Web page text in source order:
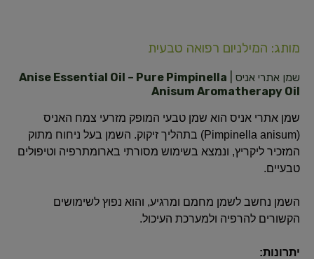
מותג: המילניום רפואה טבעית
שמן אתרי אניס | Anise Essential Oil – Pure Pimpinella
Anisum Aromatherapy Oil
שמן אתרי אניס הוא שמן טבעי המופק מזרעי צמח האניס
(Pimpinella anisum) בתהליך זיקוק. השמן בעל ניחוח מתוק
המזכיר ליקריץ, ונמצא בשימוש מסורתי בארומתרפיה וטיפולים
טבעיים.
השמן נחשב לשמן מחמם ומרגיע, והוא נפוץ לשימושים
הקשורים להרפיה ולמערכת העיכול.
יתרונות: